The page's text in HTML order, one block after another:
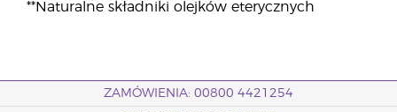
**Naturalne składniki olejków eterycznych
ZAMÓWIENIA: 00800 4421254